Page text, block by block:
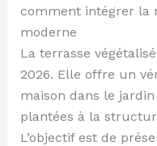
comment intégrer la
moderne
La terrasse
2026. Elle offre un
maison dans le
plantées à la
L’objectif est de